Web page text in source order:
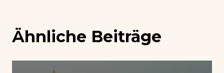
Ähnliche Beiträge